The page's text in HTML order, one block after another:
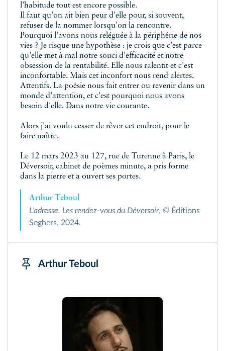
l'habitude tout est encore possible.
Il faut qu'on ait bien peur d'elle pour, si souvent,
refuser de la nommer lorsqu'on la rencontre.
Pourquoi l'avons-nous reléguée à la périphérie de nos
vies ? Je risque une hypothèse : je crois que c'est parce
qu'elle met à mal notre souci d'efficacité et notre
obsession de la rentabilité. Elle nous ralentit et c'est
inconfortable. Mais cet inconfort nous rend alertes.
Attentifs. La poésie nous fait entrer ou revenir dans un
monde d'attention, et c'est pourquoi nous avons
besoin d'elle. Dans notre vie courante.
Alors j'ai voulu cesser de rêver cet endroit, pour le
faire naître.
Le 12 mars 2023 au 127, rue de Turenne à Paris, le
Déversoir, cabinet de poèmes minute, a pris forme
dans la pierre et a ouvert ses portes.
Arthur Teboul
L'adresse. Les rendez-vous du Déversoir, © Éditions
Seghers, 2024.
Arthur Teboul